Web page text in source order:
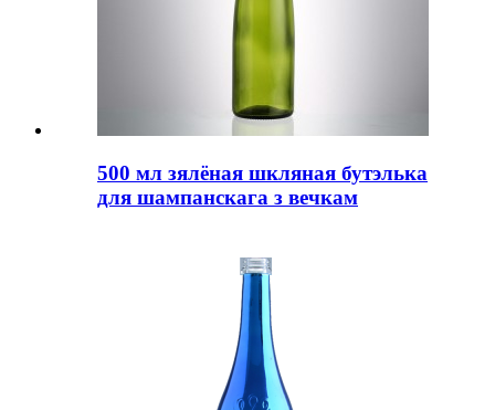
500 мл зялёная шкляная бутэлька
для шампанскага з вечкам